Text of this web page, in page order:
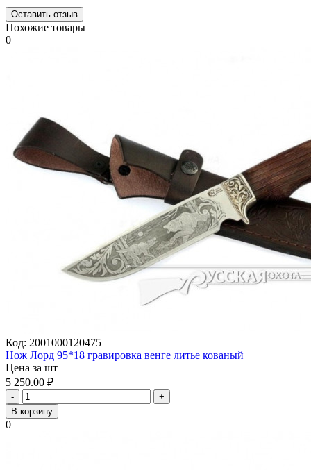
Оставить отзыв
Похожие товары
0
Код: 2001000120475
Нож Лорд 95*18 гравировка венге литье кованый
Цена за шт
5 250.00 ₽
-
+
В корзину
0